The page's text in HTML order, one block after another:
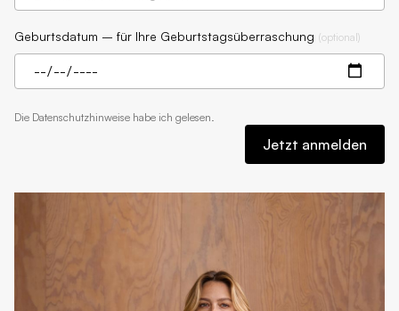
Geburtsdatum – für Ihre Geburtstagsüberraschung (optional)
Die Datenschutzhinweise habe ich gelesen.
Jetzt anmelden